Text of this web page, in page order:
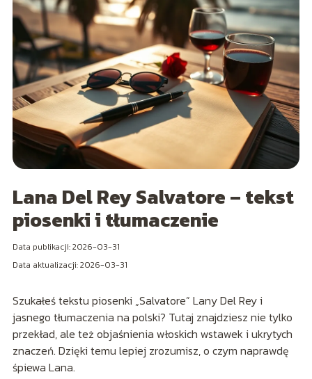
Lana Del Rey Salvatore – tekst
piosenki i tłumaczenie
Data publikacji: 2026-03-31
Data aktualizacji: 2026-03-31
Szukałeś tekstu piosenki „Salvatore” Lany Del Rey i
jasnego tłumaczenia na polski? Tutaj znajdziesz nie tylko
przekład, ale też objaśnienia włoskich wstawek i ukrytych
znaczeń. Dzięki temu lepiej zrozumisz, o czym naprawdę
śpiewa Lana.